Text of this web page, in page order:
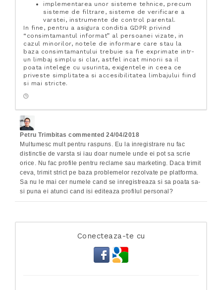
implementarea unor sisteme tehnice, precum
sisteme de filtrare, sisteme de verificare a
varstei, instrumente de control parental.
In fine, pentru a asigura conditia GDPR privind
“consimtamantul informat” al persoanei vizate, in
cazul minorilor, notele de informare care stau la
baza consimtamantului trebuie sa fie exprimate intr-
un limbaj simplu si clar, astfel incat minorii sa il
poata intelege cu usurinta, exigentele in ceea ce
priveste simplitatea si accesibilitatea limbajului fiind
si mai stricte.
Petru Trimbitas commented 24/04/2018
Multumesc mult pentru raspuns. Eu la inregistrare nu fac
distinctie de varsta si iau doar numele unde ei pot sa scrie
orice. Nu fac profile pentru reclame sau marketing. Daca trimit
ceva, trimit strict pe baza problemelor rezolvate pe platforma.
Sa nu le mai cer numele cand se inregistreaza si sa poata sa-
si puna ei atunci cand isi editeaza profilul personal?
Conecteaza-te cu